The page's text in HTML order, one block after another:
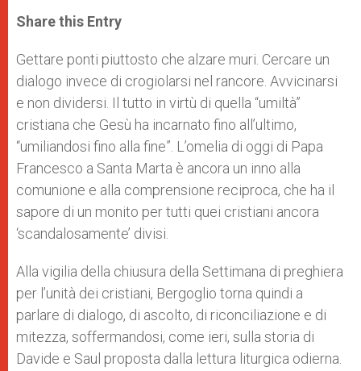
t
s
p
p
s
e
g
e
r
e
b
o
k
r
Share this Entry
Gettare ponti piuttosto che alzare muri. Cercare un
dialogo invece di crogiolarsi nel rancore. Avvicinarsi
e non dividersi. Il tutto in virtù di quella “umiltà”
cristiana che Gesù ha incarnato fino all’ultimo,
“umiliandosi fino alla fine”. L’omelia di oggi di Papa
Francesco a Santa Marta è ancora un inno alla
comunione e alla comprensione reciproca, che ha il
sapore di un monito per tutti quei cristiani ancora
‘scandalosamente’ divisi.
Alla vigilia della chiusura della Settimana di preghiera
per l’unità dei cristiani, Bergoglio torna quindi a
parlare di dialogo, di ascolto, di riconciliazione e di
mitezza, soffermandosi, come ieri, sulla storia di
Davide e Saul proposta dalla lettura liturgica odierna.